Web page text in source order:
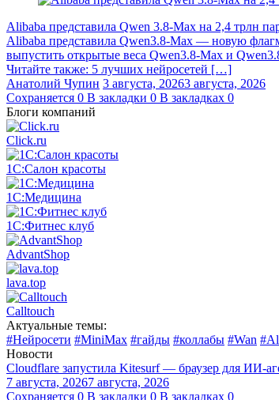
Alibaba представила Qwen 3.8‑Max на 2,4 трлн
Alibaba представила Qwen3.8‑Max — новую
выпустить открытые веса Qwen3.8‑Max и
Читайте также: 5 лучших нейросетей […]
Анатолий Чупин 3 августа, 20263 августа, 2026
Сохраняется 0 В закладки 0 В закладках 0
Блоги компаний
Click.ru
1С:Салон красоты
1С:Медицина
1С:Фитнес клуб
AdvantShop
lava.top
Calltouch
Актуальные темы:
#Нейросети #MiniMax #гайды #коллабы #Wan
Новости
Cloudflare запустила Kitesurf — браузер для ИИ-
7 августа, 20267 августа, 2026
Сохраняется 0 В закладки 0 В закладках 0